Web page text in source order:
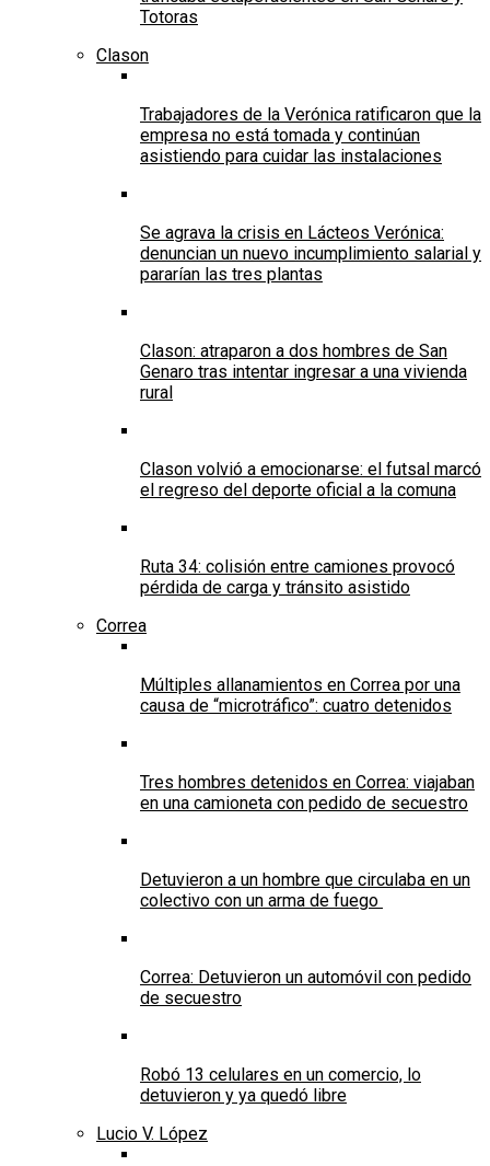
Totoras
Clason
Trabajadores de la Verónica ratificaron que la
empresa no está tomada y continúan
asistiendo para cuidar las instalaciones
Se agrava la crisis en Lácteos Verónica:
denuncian un nuevo incumplimiento salarial y
pararían las tres plantas
Clason: atraparon a dos hombres de San
Genaro tras intentar ingresar a una vivienda
rural
Clason volvió a emocionarse: el futsal marcó
el regreso del deporte oficial a la comuna
Ruta 34: colisión entre camiones provocó
pérdida de carga y tránsito asistido
Correa
Múltiples allanamientos en Correa por una
causa de “microtráfico”: cuatro detenidos
Tres hombres detenidos en Correa: viajaban
en una camioneta con pedido de secuestro
Detuvieron a un hombre que circulaba en un
colectivo con un arma de fuego
Correa: Detuvieron un automóvil con pedido
de secuestro
Robó 13 celulares en un comercio, lo
detuvieron y ya quedó libre
Lucio V. López